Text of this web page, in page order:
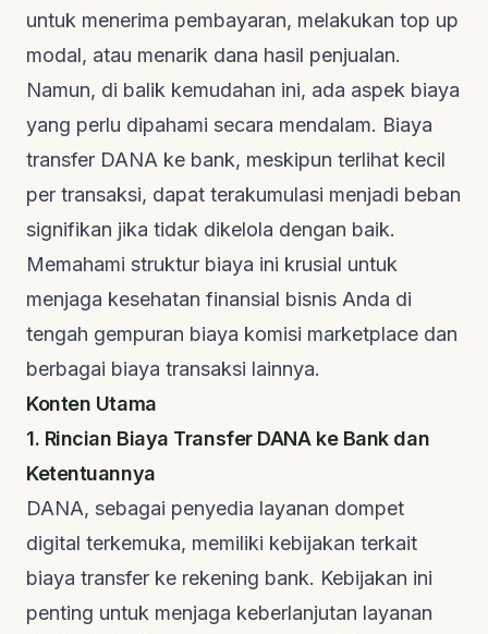
untuk menerima pembayaran, melakukan top up
modal, atau menarik dana hasil penjualan.
Namun, di balik kemudahan ini, ada aspek biaya
yang perlu dipahami secara mendalam. Biaya
transfer DANA ke bank, meskipun terlihat kecil
per transaksi, dapat terakumulasi menjadi beban
signifikan jika tidak dikelola dengan baik.
Memahami struktur biaya ini krusial untuk
menjaga kesehatan finansial bisnis Anda di
tengah gempuran biaya komisi marketplace dan
berbagai biaya transaksi lainnya.
Konten Utama
1. Rincian Biaya Transfer DANA ke Bank dan
Ketentuannya
DANA, sebagai penyedia layanan dompet
digital terkemuka, memiliki kebijakan terkait
biaya transfer ke rekening bank. Kebijakan ini
penting untuk menjaga keberlanjutan layanan